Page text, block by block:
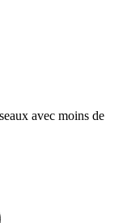
avec moins de